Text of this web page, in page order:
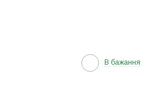
В бажання